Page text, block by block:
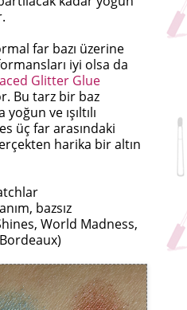
far bazı üzerine
iyi olsa da
Glitter Glue
Bu tarz bir baz
ve ışıltılı
üç far arasındaki
harika bir altın
bazsız
World Madness,